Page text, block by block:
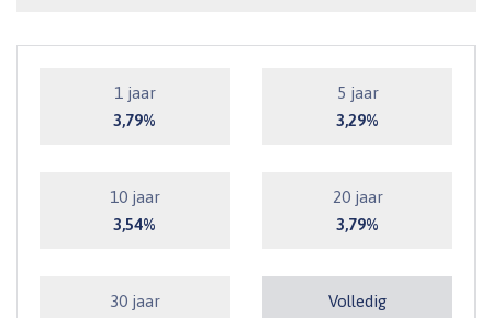
1 jaar
3,79%
5 jaar
3,29%
10 jaar
3,54%
20 jaar
3,79%
30 jaar
Volledig